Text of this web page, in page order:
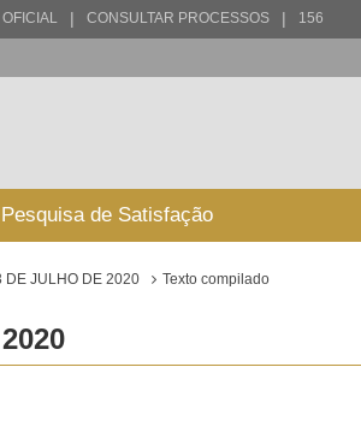
OFICIAL | CONSULTAR PROCESSOS | 156
Pesquisa de Satisfação
DE JULHO DE 2020 Texto compilado